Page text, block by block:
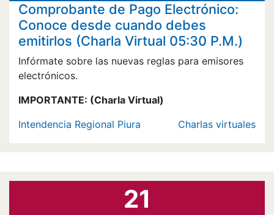
Comprobante de Pago Electrónico:
Conoce desde cuando debes
emitirlos (Charla Virtual 05:30 P.M.)
Infórmate sobre las nuevas reglas para emisores
electrónicos.
IMPORTANTE: (Charla Virtual)
Intendencia Regional Piura
Charlas virtuales
21